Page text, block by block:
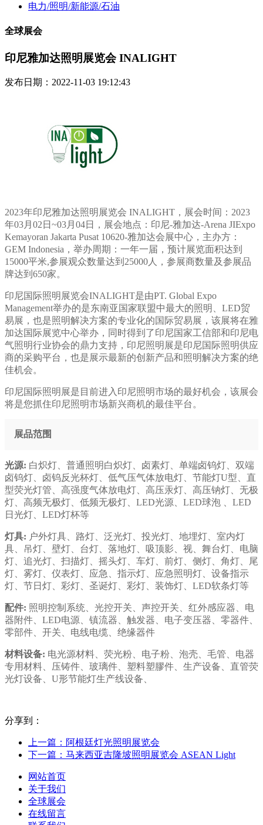
电力/照明/新能源/石油
全球展会
印尼雅加达照明展览会 INALIGHT
发布日期：2022-11-03 19:12:43
2023年印尼雅加达照明展览会 INALIGHT，展会时间：2023
年03月02日~03月04日，展会地点：印尼-雅加达-Arena JIExpo
Kemayoran Jakarta Pusat 10620-雅加达会展中心，主办方：
GEM Indonesia，举办周期：一年一届，预计展览面积达到
15000平米,参展观众数量达到25000人，参展商数量及参展品
牌达到650家。
印尼国际照明展览会INALIGHT是由PT. Global Expo
Management举办的是东南亚国家联盟中最大的照明、LED贸
易展，也是照明解决方案的专业化的国际贸易展，该展将在雅
加达国际展览中心举办，同时得到了印尼国家工信部和印尼电
气照明行业协会的鼎力支持，印尼照明展是印尼国际照明供应
商的采购平台，也是展示最新的创新产品和照明解决方案的绝
佳机会。
印尼国际照明展是目前进入印尼照明市场的最好机会，该展会
将是您抓住印尼照明市场新兴商机的最佳平台。
展品范围
光源: 白炽灯、普通照明白炽灯、卤素灯、单端卤钨灯、双端
卤钨灯、卤钨反光杯灯、低气压气体放电灯、节能灯U型、直
型荧光灯管、高强度气体放电灯、高压汞灯、高压钠灯、无极
灯、高频无极灯、低频无极灯、LED光源、LED球泡 、LED
日光灯、LED灯杯等
灯具: 户外灯具、路灯、泛光灯、投光灯、地埋灯、室内灯
具、吊灯、壁灯、台灯、落地灯、吸顶影、视、舞台灯、电脑
灯、追光灯、扫描灯、摇头灯、车灯、前灯、侧灯、角灯、尾
灯、雾灯、仪表灯、应急、指示灯、应急照明灯、设备指示
灯、节日灯、彩灯、圣诞灯、彩灯、装饰灯、LED软条灯等
配件: 照明控制系统、光控开关、声控开关、红外感应器、电
器附件、LED电源、镇流器、触发器、电子变压器、零器件、
零部件、开关、电线电缆、绝缘器件
材料设备: 电光源材料、荧光粉、电子粉、泡壳、毛管、电器
专用材料、压铸件、玻璃件、塑料塑膠件、生产设备、直管荧
光灯设备、U形节能灯生产线设备、
分享到：
上一篇：阿根廷灯光照明展览会
下一篇：马来西亚吉隆坡照明展览会 ASEAN Light
网站首页
关于我们
全球展会
在线留言